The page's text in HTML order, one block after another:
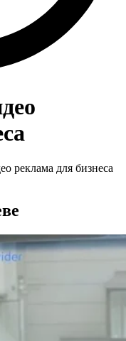
реклама для бизнеса